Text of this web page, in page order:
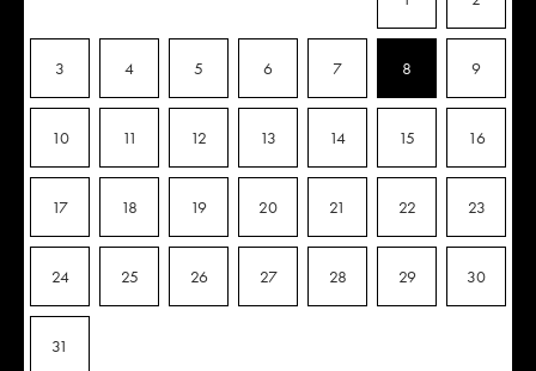
3 4 5 6 7 8 9
10 11 12 13 14 15 16
17 18 19 20 21 22 23
24 25 26 27 28 29 30
31